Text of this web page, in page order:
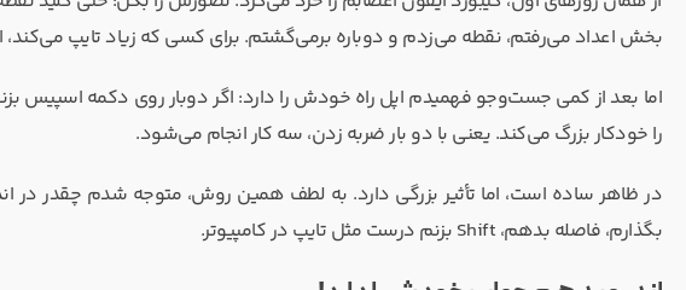
بخش اعداد می‌رفتم، نقطه می‌زدم و دوباره برمی‌گشتم. برای کسی که زیاد تایپ
اما بعد از کمی جست‌وجو فهمیدم اپل راه خودش را دارد: اگر دوبار روی دکمه
را خودکار بزرگ می‌کند. یعنی با دو بار ضربه زدن، سه کار انجام می‌شود.
در ظاهر ساده است، اما تأثیر بزرگی دارد. به لطف همین روش، متوجه شدم چقدر در
بگذارم، فاصله بدهم، Shift بزنم درست مثل تایپ در کامپیوتر.